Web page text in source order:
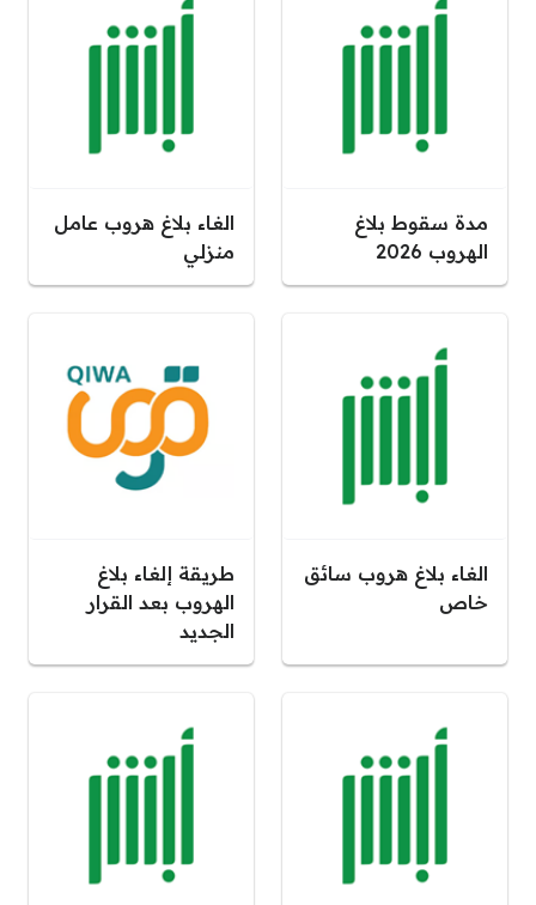
مدة سقوط بلاغ
الهروب 2026
الغاء بلاغ هروب عامل
منزلي
الغاء بلاغ هروب سائق
خاص
طريقة إلغاء بلاغ
الهروب بعد القرار
الجديد